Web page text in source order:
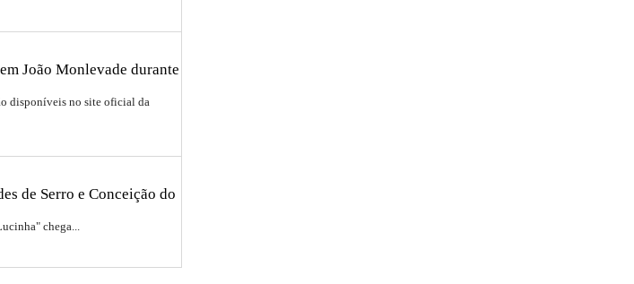
João Monlevade durante
disponíveis no site oficial da
de Serro e Conceição do
chega...